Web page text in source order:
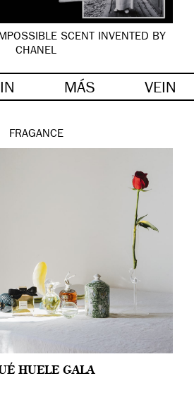
SCENT INVENTED BY
CHANEL
MÁS VEIN
FRAGANCE
HUELE GALA